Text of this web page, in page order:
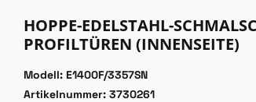
HOPPE-EDELSTAHL-
PROFILTÜREN (INNENSEITE)
Modell: E1400F/3357SN
Artikelnummer: 3730261